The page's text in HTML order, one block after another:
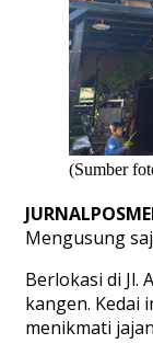
(Sumber
Mengusung
Berlokasi di Jl.
kangen. Kedai
menikmati